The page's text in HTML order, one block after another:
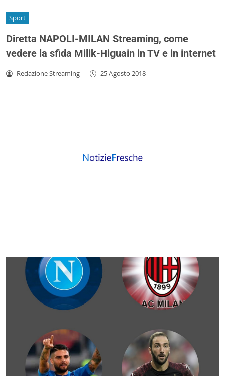
Sport
Diretta NAPOLI-MILAN Streaming, come
vedere la sfida Milik-Higuain in TV e in internet
Redazione Streaming - 25 Agosto 2018